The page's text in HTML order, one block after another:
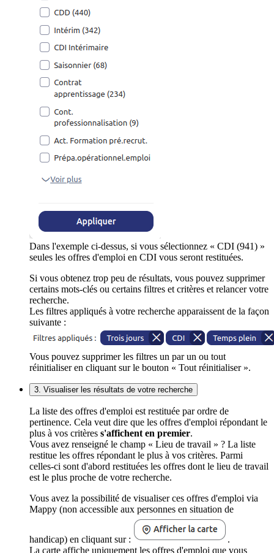
Dans l'exemple ci-dessus, si vous sélectionnez « CDI (941) »
seules les offres d'emploi en CDI vous seront restituées.
Si vous obtenez trop peu de résultats, vous pouvez supprimer
certains mots-clés ou certains filtres et critères et relancer votre
recherche.
Les filtres appliqués à votre recherche apparaissent de la façon
suivante :
Vous pouvez supprimer les filtres un par un ou tout
réinitialiser en cliquant sur le bouton « Tout réinitialiser ».
3. Visualiser les résultats de votre recherche
La liste des offres d'emploi est restituée par ordre de
pertinence. Cela veut dire que les offres d'emploi répondant le
plus à vos critères s'affichent en premier.
Vous avez renseigné le champ « Lieu de travail » ? La liste
restitue les offres répondant le plus à vos critères. Parmi
celles-ci sont d'abord restituées les offres dont le lieu de travail
est le plus proche de votre recherche.
Vous avez la possibilité de visualiser ces offres d'emploi via
Mappy (non accessible aux personnes en situation de
handicap) en cliquant sur :
.
La carte affiche uniquement les offres d'emploi que vous